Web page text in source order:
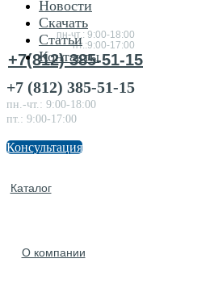
Консультация
по товарам
пн-чт.: 9:00-18:00
пт.:9:00-17:00
+7(812) 385-51-15
Каталог
О компании
Новости
Скачать
Статьи
Контакты
+7 (812) 385-51-15
пн.-чт.: 9:00-18:00
пт.: 9:00-17:00
Консультация